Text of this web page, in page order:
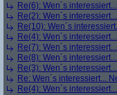
Re(6): Wen´s
Re(2): Wen´s
Re(10): Wen´s
Re(4): Wen´s
Re(7): Wen´s
Re(8): Wen´s
Re(3): Wen´s
Re: Wen´s interessiert...
Re(4): Wen´s